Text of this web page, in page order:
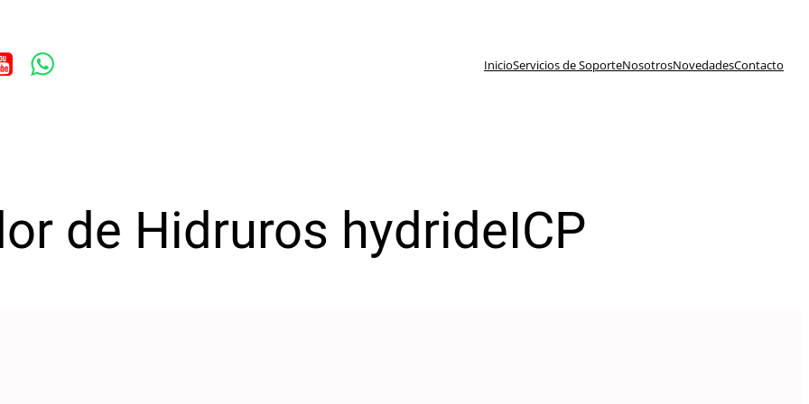
InicioServicios de SoporteNosotrosNovedadesContacto
de Hidruros hydrideICP